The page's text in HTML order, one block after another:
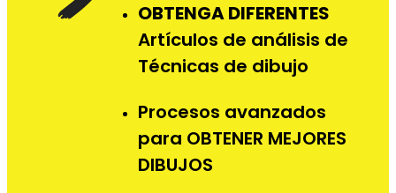
OBTENGA DIFERENTES
Artículos de análisis de
Técnicas de dibujo
Procesos avanzados
para OBTENER MEJORES
DIBUJOS